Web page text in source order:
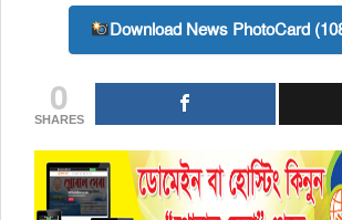
Download News PhotoCard
0
SHARES